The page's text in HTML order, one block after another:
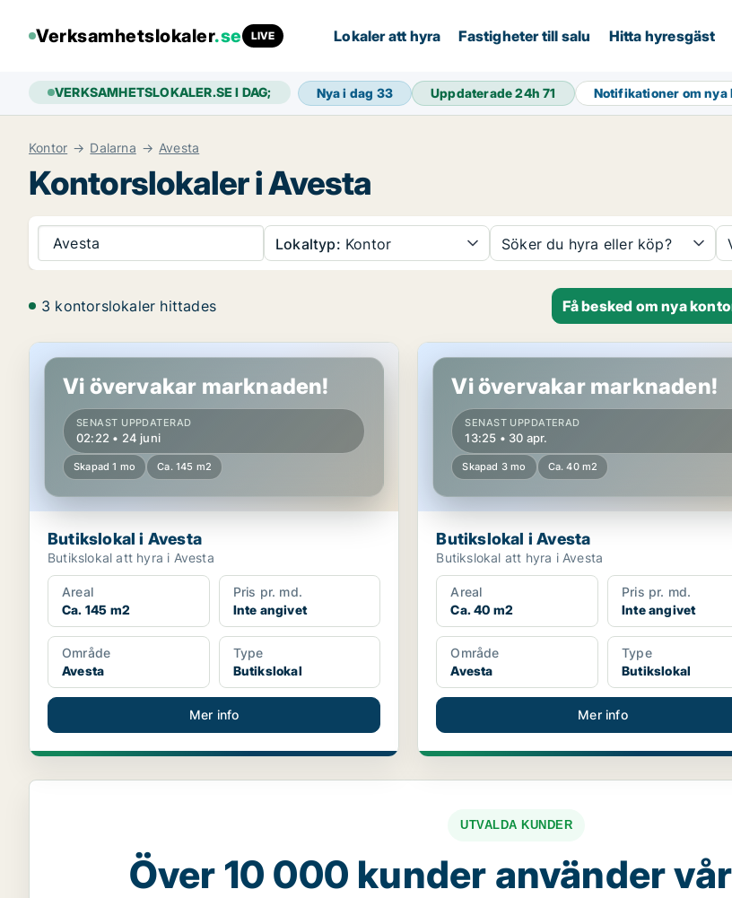
Verksamhetslokaler.se LIVE Lokaler att hyra Fastigheter till salu Hitta hyresgäst
VERKSAMHETSLOKALER.SE I DAG; Nya i dag 33 Uppdaterade 24h71 Notifikationer om nya
Kontor Dalarna Avesta
Kontorslokaler i Avesta
Avesta Lokaltyp: Kontor Söker du hyra eller köp?
3 kontorslokaler hittades Få besked om nya
Butikslokal i Avesta
Vi övervakar marknaden!
SENAST UPPDATERAD
02:22 • 24 juni
Skapad 1 mo Ca. 145 m2
Butikslokal i Avesta
Butikslokal att hyra i Avesta
Areal
Ca. 145 m2
Pris pr. md.
Inte angivet
Område
Avesta
Type
Butikslokal
Mer info
Butikslokal i Avesta
Vi övervakar marknaden!
SENAST UPPDATERAD
13:25 • 30 apr.
Skapad 3 mo Ca. 40 m2
Butikslokal i Avesta
Butikslokal att hyra i Avesta
Areal
Ca. 40 m2
Pris pr. md.
Inte angivet
Område
Avesta
Type
Butikslokal
Mer info
UTVALDA KUNDER
Över 10 000 kunder använder